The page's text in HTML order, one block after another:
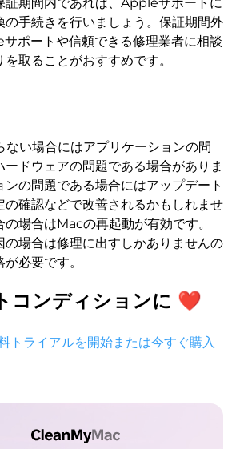
の手続きを行いましょう。保証期間外
ポートや信頼できる修理業者に相談
取ることがおすすめです。
い場合にはアプリケーションの問
ドウェアの問題である場合がありま
の問題である場合にはアップデート
の確認などで改善されるかもしれませ
場合はMacの再起動が有効です。
の場合は修理に出すしかありませんの
必要です。
コンディションに ❤
トライアルを開始または今すぐ購入